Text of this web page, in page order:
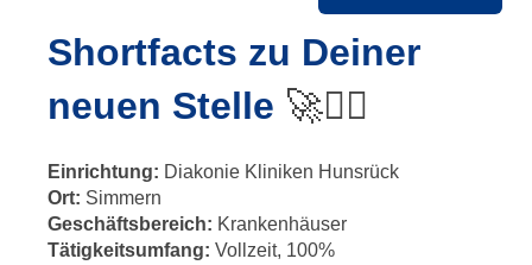
Shortfacts zu Deiner
neuen Stelle 🚀✍🏻
Einrichtung: Diakonie Kliniken Hunsrück
Ort: Simmern
Geschäftsbereich: Krankenhäuser
Tätigkeitsumfang: Vollzeit, 100%